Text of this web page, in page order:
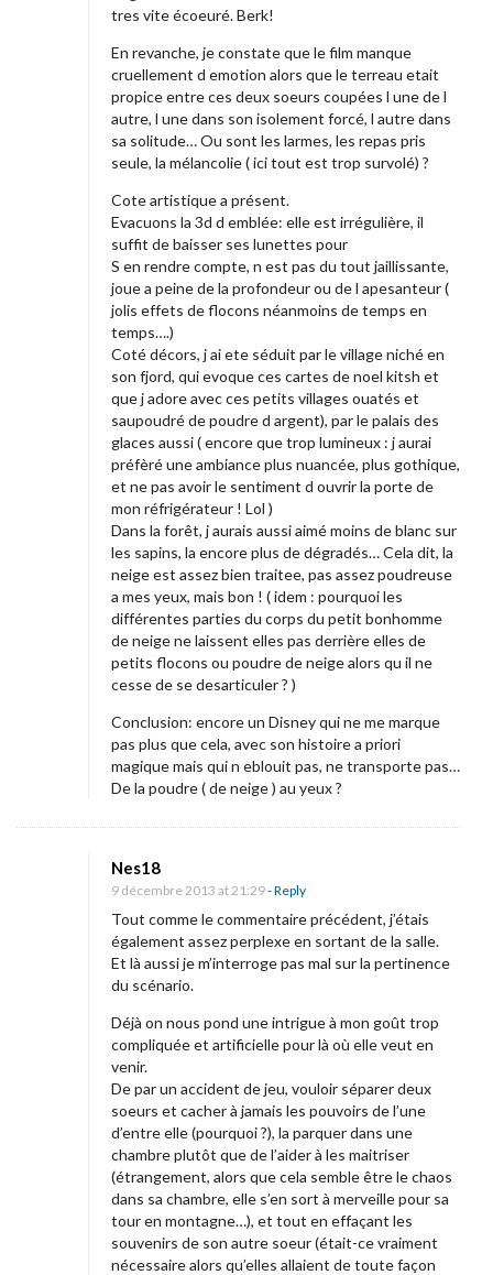
tres vite écoeuré. Berk!
En revanche, je constate que le film manque
cruellement d emotion alors que le terreau etait
propice entre ces deux soeurs coupées l une de l
autre, l une dans son isolement forcé, l autre dans
sa solitude… Ou sont les larmes, les repas pris
seule, la mélancolie ( ici tout est trop survolé) ?
Cote artistique a présent.
Evacuons la 3d d emblée: elle est irrégulière, il
suffit de baisser ses lunettes pour
S en rendre compte, n est pas du tout jaillissante,
joue a peine de la profondeur ou de l apesanteur (
jolis effets de flocons néanmoins de temps en
temps….)
Coté décors, j ai ete séduit par le village niché en
son fjord, qui evoque ces cartes de noel kitsh et
que j adore avec ces petits villages ouatés et
saupoudré de poudre d argent), par le palais des
glaces aussi ( encore que trop lumineux : j aurai
préfèré une ambiance plus nuancée, plus gothique,
et ne pas avoir le sentiment d ouvrir la porte de
mon réfrigérateur ! Lol )
Dans la forêt, j aurais aussi aimé moins de blanc sur
les sapins, la encore plus de dégradés… Cela dit, la
neige est assez bien traitee, pas assez poudreuse
a mes yeux, mais bon ! ( idem : pourquoi les
différentes parties du corps du petit bonhomme
de neige ne laissent elles pas derrière elles de
petits flocons ou poudre de neige alors qu il ne
cesse de se desarticuler ? )
Conclusion: encore un Disney qui ne me marque
pas plus que cela, avec son histoire a priori
magique mais qui n eblouit pas, ne transporte pas…
De la poudre ( de neige ) au yeux ?
Nes18
9 décembre 2013 at 21:29- Reply
Tout comme le commentaire précédent, j’étais
également assez perplexe en sortant de la salle.
Et là aussi je m’interroge pas mal sur la pertinence
du scénario.
Déjà on nous pond une intrigue à mon goût trop
compliquée et artificielle pour là où elle veut en
venir.
De par un accident de jeu, vouloir séparer deux
soeurs et cacher à jamais les pouvoirs de l’une
d’entre elle (pourquoi ?), la parquer dans une
chambre plutôt que de l’aider à les maitriser
(étrangement, alors que cela semble être le chaos
dans sa chambre, elle s’en sort à merveille pour sa
tour en montagne…), et tout en effaçant les
souvenirs de son autre soeur (était-ce vraiment
nécessaire alors qu’elles allaient de toute façon